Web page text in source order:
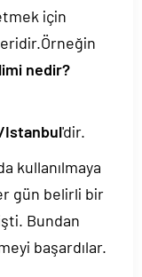
için
nedir?
Istanbul'dir.
kullanılmaya
gün belirli bir
Bundan
başardılar.